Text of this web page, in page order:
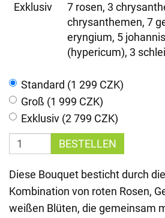
Exklusiv
7 rosen, 3
chrysanthemen, 7
eryngium, 5
(hypericum), 3
Standard (1 299 CZK)
Groß (1 999 CZK)
Exklusiv (2 799 CZK)
BESTELLEN
Diese Bouquet besticht durch
Kombination von roten Rosen,
weißen Blüten, die gemeinsam